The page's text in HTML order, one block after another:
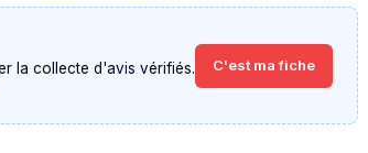
la collecte d'avis vérifiés. C'est ma fiche